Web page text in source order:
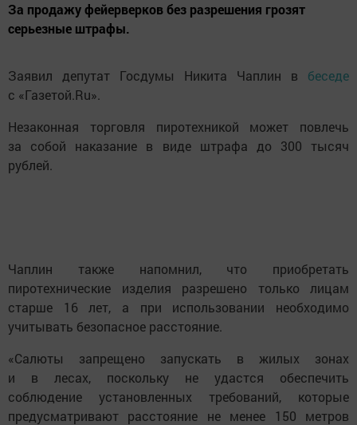
За продажу фейерверков без разрешения грозят
серьезные штрафы.
Заявил депутат Госдумы Никита Чаплин в беседе
с «Газетой.Ru».
Незаконная торговля пиротехникой может повлечь
за собой наказание в виде штрафа до 300 тысяч
рублей.
Чаплин также напомнил, что приобретать
пиротехнические изделия разрешено только лицам
старше 16 лет, а при использовании необходимо
учитывать безопасное расстояние.
«Салюты запрещено запускать в жилых зонах
и в лесах, поскольку не удастся обеспечить
соблюдение установленных требований, которые
предусматривают расстояние не менее 150 метров